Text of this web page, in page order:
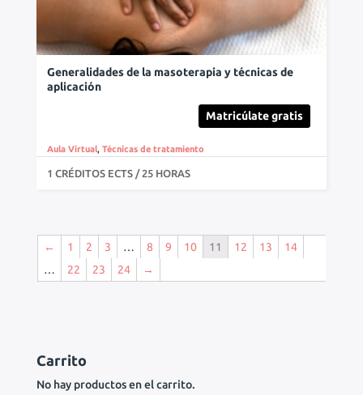
Generalidades de la masoterapia y técnicas de
aplicación
Matricúlate gratis
Aula Virtual, Técnicas de tratamiento
1 CRÉDITOS ECTS / 25 HORAS
← 1 2 3 … 8 9 10 11 12 13
14
…
22 23 24 →
Carrito
No hay productos en el carrito.